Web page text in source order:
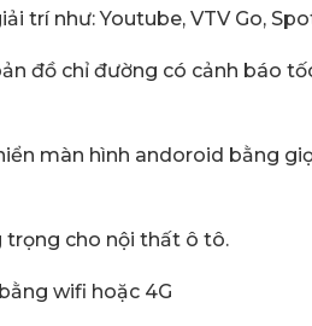
trí như: Youtube, VTV Go,
đồ chỉ đường có cảnh báo
màn hình andoroid bằng
cho nội thất ô tô.
wifi hoặc 4G